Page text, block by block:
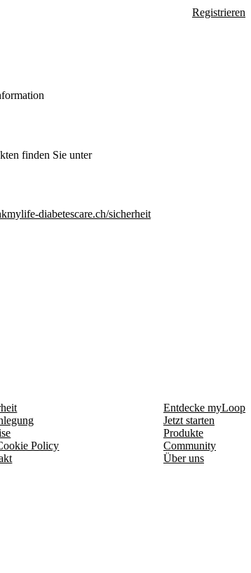
Registrieren
finden Sie unter
mylife-diabetescare.ch/sicherheit
Policy
Entdecke myLoop
Jetzt starten
Produkte
Community
Über uns